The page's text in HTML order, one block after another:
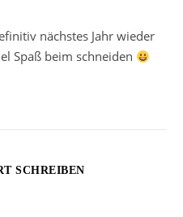
nächstes Jahr wieder
Spaß beim schneiden
SCHREIBEN